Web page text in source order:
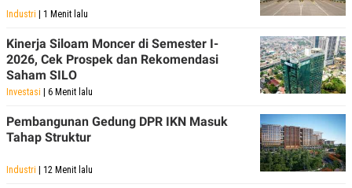
Industri | 1 Menit lalu
Kinerja Siloam Moncer di Semester I-
2026, Cek Prospek dan Rekomendasi
Saham SILO
Investasi | 6 Menit lalu
Pembangunan Gedung DPR IKN Masuk
Tahap Struktur
Industri | 12 Menit lalu